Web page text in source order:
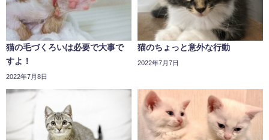
猫の毛づくろいは必要で大事で
すよ！
2022年7月8日
猫のちょっと意外な行動
2022年7月7日